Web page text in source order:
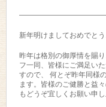
新年明けましておめでとう
昨年は格別の御厚情を賜
フ一同、皆様にご満足い
すので、 何とぞ昨年同様
ます。皆様のご健勝と益
もどうぞ宜しくお願い申し